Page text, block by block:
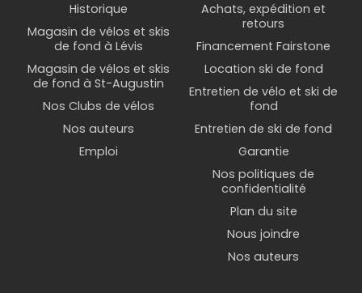
Historique
Magasin de vélos et skis
de fond à Lévis
Magasin de vélos et skis
de fond à St-Augustin
Nos Clubs de vélos
Nos auteurs
Emploi
Achats, expédition et
retours
Financement Fairstone
Location ski de fond
Entretien de vélo et ski de
fond
Entretien de ski de fond
Garantie
Nos politiques de
confidentialité
Plan du site
Nous joindre
Nos auteurs